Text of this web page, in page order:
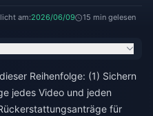
am:2026/06/09 15 min gelesen
Reihenfolge: (1) Sichern
jedes Video und jeden
für